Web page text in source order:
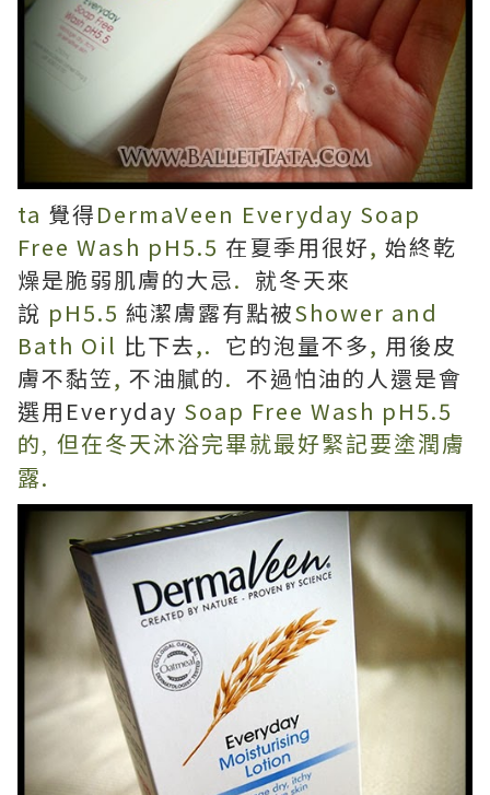
ta 覺得DermaVeen Everyday Soap
Free Wash pH5.5 在夏季用很好, 始終乾
燥是脆弱肌膚的大忌. 就冬天來
說 pH5.5 純潔膚露有點被Shower and
Bath Oil 比下去,. 它的泡量不多, 用後皮
膚不黏笠, 不油膩的. 不過怕油的人還是會
選用Everyday Soap Free Wash pH5.5
的, 但在冬天沐浴完畢就最好緊記要塗潤膚
露.